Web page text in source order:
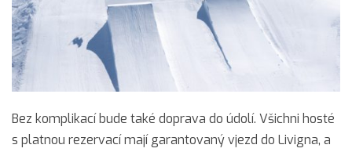
Bez komplikací bude také doprava do údolí. Všichni hosté
s platnou rezervací mají garantovaný vjezd do Livigna, a